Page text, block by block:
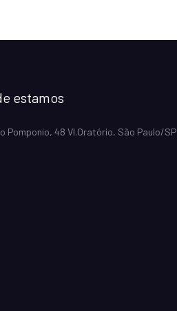
estamos
Pomponio, 48 Vl.Oratório, São Paulo/SP